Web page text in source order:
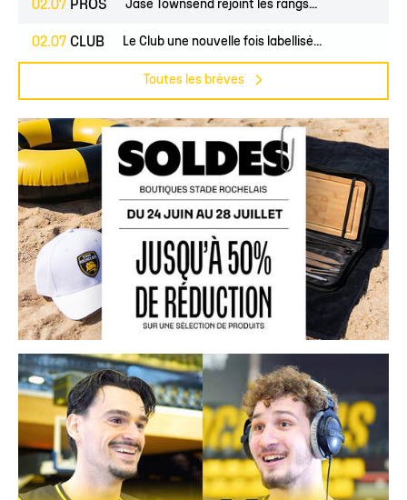
02.07 PROS Jase Townsend rejoint les rangs...
02.07 CLUB Le Club une nouvelle fois labellisé...
Toutes les brèves